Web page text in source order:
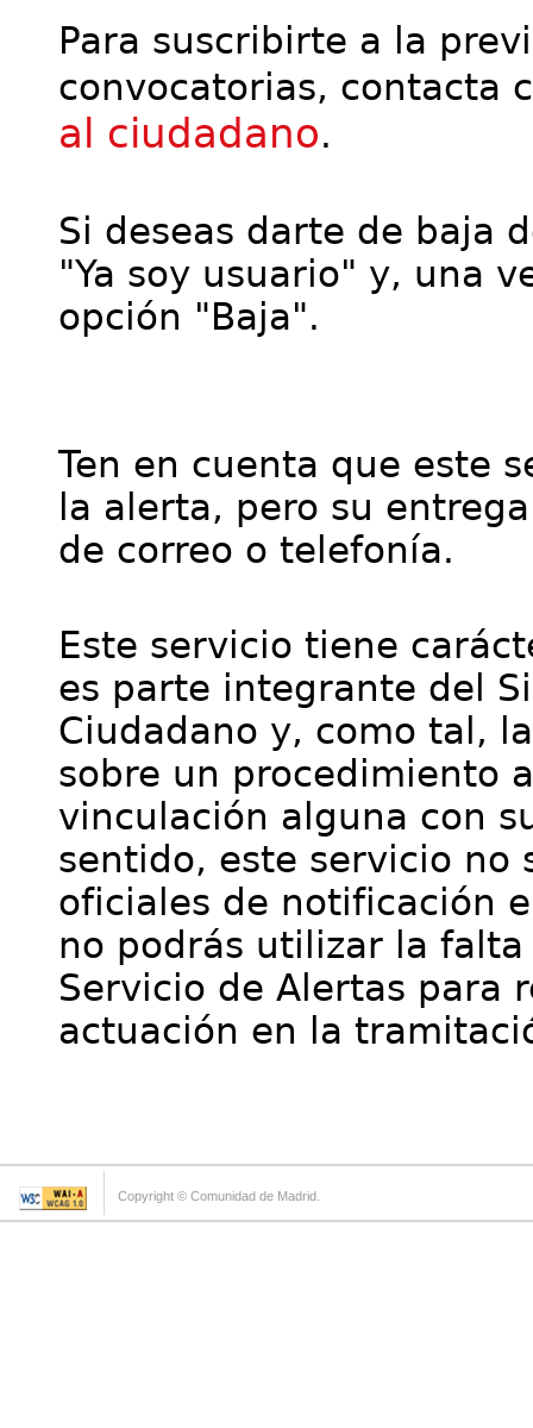
Para suscribirte a la
convocatorias, contacta
al ciudadano.
Si deseas darte de baja
"Ya soy usuario" y, una
opción "Baja".
Ten en cuenta que este
la alerta, pero su
de correo o telefonía.
Este servicio tiene
es parte integrante del
Ciudadano y, como tal,
sobre un procedimiento
vinculación alguna con
sentido, este servicio no
oficiales de notificación
no podrás utilizar la
Servicio de Alertas para
actuación en la
Copyright © Comunidad de Madrid.